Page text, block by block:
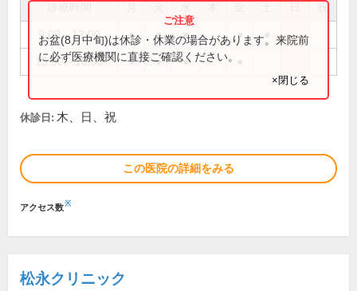
祝
9:00～12:00 ● ● ● ●
15:00～18:00 ● ● ●
お盆(8月中旬)は休診・休業の場合があります。来院前
に必ず医療機関に直接ご確認ください。
×閉じる
休診日: 木、日、祝
この医院の詳細をみる
アクセス数※
松永クリニック